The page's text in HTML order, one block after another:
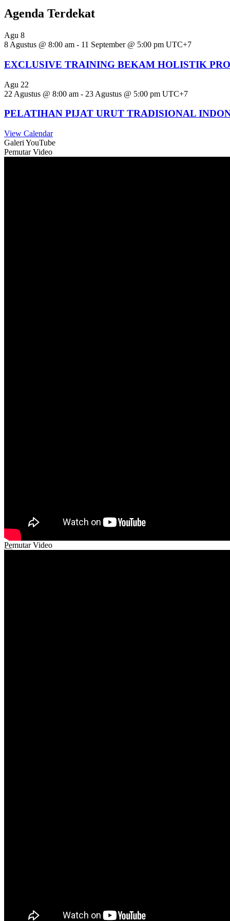
Agenda Terdekat
Agu 8
8 Agustus @ 8:00 am - 11 September @ 5:00 pm UTC+7
EXCLUSIVE TRAINING BEKAM HOLISTIK
Agu 22
22 Agustus @ 8:00 am - 23 Agustus @ 5:00 pm UTC+7
PELATIHAN PIJAT URUT TRADISIONAL
View Calendar
Galeri YouTube
Pemutar Video
Pemutar Video